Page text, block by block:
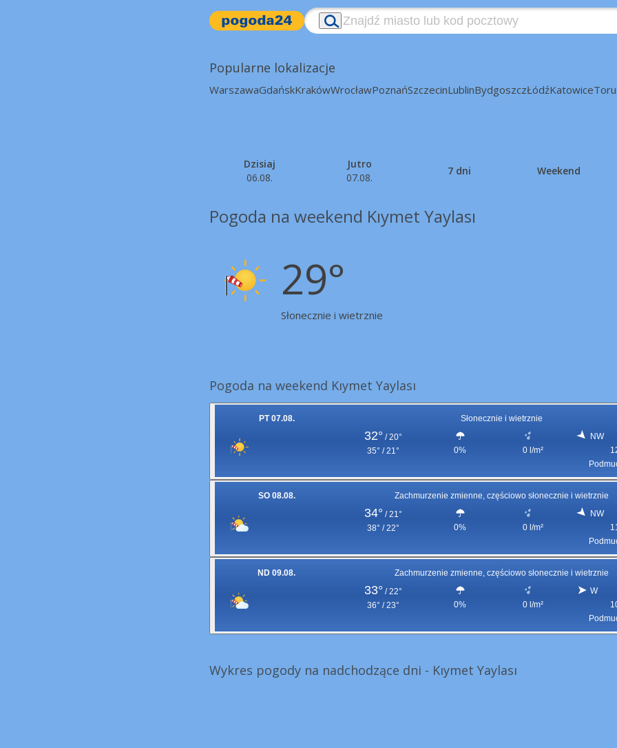
Popularne lokalizacje
WarszawaGdańskKrakówWrocławPoznańSzczecinLublinBydgoszczŁódźKatowice
Dzisiaj
06.08.
Jutro
07.08.
7 dni Weekend
Pogoda na weekend Kıymet Yaylası
29°
Słonecznie i wietrznie
Pogoda na weekend Kıymet Yaylası
PT 07.08. Słonecznie i wietrznie
32° / 20°
35° / 21°
0% 0 l/m²
NW
SO 08.08. Zachmurzenie zmienne, częściowo słonecznie i wietrznie
34° / 21°
38° / 22°
0% 0 l/m²
NW
ND 09.08. Zachmurzenie zmienne, częściowo słonecznie i wietrznie
33° / 22°
36° / 23°
0% 0 l/m²
W
Wykres pogody na nadchodzące dni - Kıymet Yaylası